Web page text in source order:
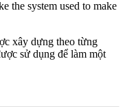
the system used to make
xây dựng theo từng
sử dụng để làm một